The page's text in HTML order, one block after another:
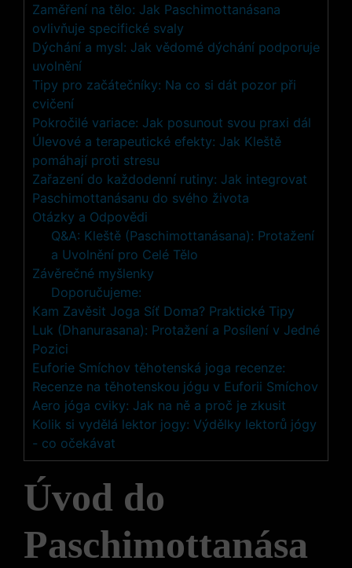
Zaměření na tělo: Jak Paschimottanásana
ovlivňuje specifické svaly
Dýchání a mysl: Jak vědomé dýchání podporuje
uvolnění
Tipy pro začátečníky: Na co si dát pozor při
cvičení
Pokročilé variace: Jak posunout svou praxi dál
Úlevové a terapeutické efekty: Jak Kleště
pomáhají proti stresu
Zařazení do každodenní rutiny: Jak integrovat
Paschimottanásanu do svého života
Otázky a Odpovědi
Q&A: Kleště (Paschimottanásana): Protažení
a Uvolnění pro Celé Tělo
Závěrečné myšlenky
Doporučujeme:
Kam Zavěsit Joga Síť Doma? Praktické Tipy
Luk (Dhanurasana): Protažení a Posílení v Jedné
Pozici
Euforie Smíchov těhotenská joga recenze:
Recenze na těhotenskou jógu v Euforii Smíchov
Aero jóga cviky: Jak na ně a proč je zkusit
Kolik si vydělá lektor jogy: Výdělky lektorů jógy
- co očekávat
Úvod do
Paschimottanása